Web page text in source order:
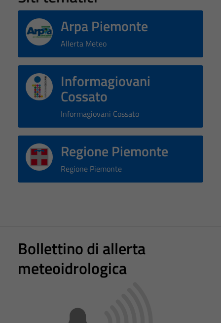
Arpa Piemonte
Allerta Meteo
Informagiovani
Cossato
Informagiovani Cossato
Regione Piemonte
Regione Piemonte
Bollettino di allerta
meteoidrologica
Questi cookie
personali.